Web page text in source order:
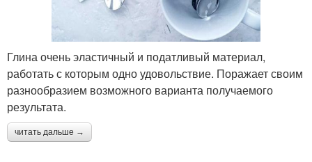
Глина очень эластичный и податливый материал,
работать с которым одно удовольствие. Поражает своим
разнообразием возможного варианта получаемого
результата.
читать дальше →